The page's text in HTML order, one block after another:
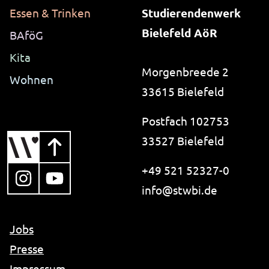
Essen & Trinken
BAföG
Kita
Wohnen
Studierendenwerk
Bielefeld AöR
Morgenbreede 2
33615 Bielefeld
Postfach 102753
33527 Bielefeld
+49 521 52327-0
info@i-like-no-spam.
stwbi.de
, öffnet in neuem Tab
, öffnet in neuem Tab
Jobs
Presse
13 Monate
_pk_ref.1.ccca
studierendenwerk-bielefeld.de
Zweck:
Website gelangt ist.